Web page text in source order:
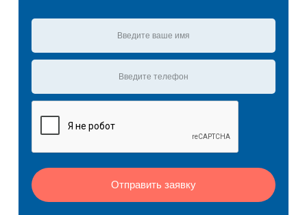
Отправить заявку